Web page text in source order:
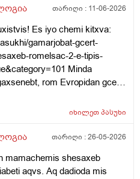
dedachemtan bolo dros
male. Zogadad es bolo
anu dzalian shecvlilia
Tan cota pulis problemebic
agresiuli iyo xolme, sul cola
Chvenc vatyobdit, rom
diabeti qonda da
mivida?! Torem
ra tqma unda!!!
"vigac sxva adamiani"
თარიღი : 11-06-2026
Es iyo chemi kitxva:
gamarjobat-gcert-
romelsac-2-e-tipis-
Minda
rom Evropidan gcert
aseve chriloba pexze. Im dges
cinaagmdeg.
sashineli ram gaaketa
kidev gonze mosulebi!
იხილეთპასუხი
თარიღი :26-05-2026
mamachemis shesaxeb
aqvs. Aq dadioda mis